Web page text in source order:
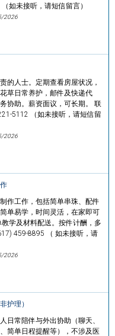
如未接听，请短信留言）
2026
的人士。定期查看房屋状况，
草日常养护，邮件及快递代
协助。薪资面议，可长期。 联
5112 （如未接听，请短信留
2026
作工作，包括简单串珠、配件
单易学，时间灵活，在家即可
学及材料配送。按件计酬，多
459-8895 （ 如未接听，请
2026
护理）
日常陪伴与外出协助（聊天、
简单日程提醒等），不涉及医